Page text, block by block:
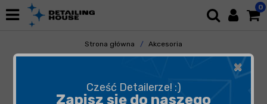
0
Strona główna
Akcesoria
Pozostałe Akcesoria
KWAZAR Pro+ Venus HD Solvent Line Czarny
1,5l - opryskiwacz
×
Cześć Detailerze! :)
Zapisz się do naszego